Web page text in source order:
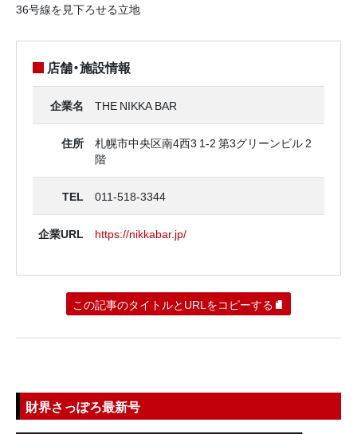
36号線を見下ろせる立地
店舗・施設情報
企業名 THE NIKKA BAR
住所
札幌市中央区南4西3 1-2 第3グリーンビル 2
階
TEL 011-518-3344
企業URL https://nikkabar.jp/
この記事のタイトルとURLをコピーする
財界さっぽろ最新号